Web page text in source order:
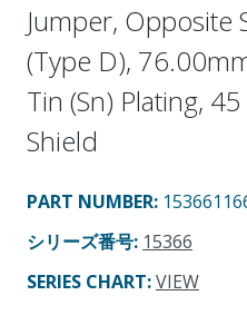
Jumper, Opposite
(Type D),
Tin (Sn) Plating,
Shield
PART NUMBER:
シリーズ番号: 15366
SERIES CHART:VIEW